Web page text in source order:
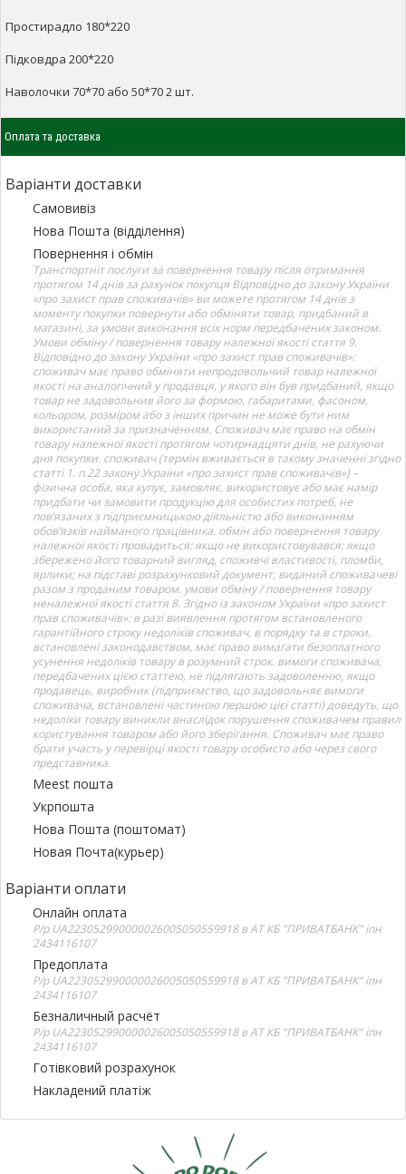
Простирадло 180*220
Підковдра 200*220
Наволочки 70*70 або 50*70 2 шт.
Оплата та доставка
Варіанти доставки
Самовивіз
Нова Пошта (відділення)
Повернення і обмін
Транспортніт послуги за повернення товару після отримання
протягом 14 днів за рахунок покупця Відповідно до закону України
«про захист прав споживачів» ви можете протягом 14 днів з
моменту покупки повернути або обміняти товар, придбаний в
магазині, за умови виконання всіх норм передбачених законом.
Умови обміну / повернення товару належної якості стаття 9.
Відповідно до закону України «про захист прав споживачів»:
споживач має право обміняти непродовольчий товар належної
якості на аналогічний у продавця, у якого він був придбаний, якщо
товар не задовольнив його за формою, габаритами, фасоном,
кольором, розміром або з інших причин не може бути ним
використаний за призначенням. Споживач має право на обмін
товару належної якості протягом чотирнадцяти днів, не рахуючи
дня покупки. споживач (термін вживається в такому значенні згідно
статті 1. п.22 закону України «про захист прав споживачів») –
фізична особа, яка купує, замовляє, використовує або має намір
придбати чи замовити продукцію для особистих потреб, не
пов’язаних з підприємницькою діяльністю або виконанням
обов’язків найманого працівника. обмін або повернення товару
належної якості провадиться: якщо не використовувався; якщо
збережено його товарний вигляд, споживчі властивості, пломби,
ярлики; на підставі розрахунковий документ, виданий споживачеві
разом з проданим товаром. умови обміну / повернення товару
неналежної якості стаття 8. Згідно із законом України «про захист
прав споживачів»: в разі виявлення протягом встановленого
гарантійного строку недоліків споживач, в порядку та в строки,
встановлені законодавством, має право вимагати безоплатного
усунення недоліків товару в розумний строк. вимоги споживача,
передбачених цією статтею, не підлягають задоволенню, якщо
продавець, виробник (підприємство, що задовольняє вимоги
споживача, встановлені частиною першою цієї статті) доведуть, що
недоліки товару виникли внаслідок порушення споживачем правил
користування товаром або його зберігання. Споживач має право
брати участь у перевірці якості товару особисто або через свого
представника.
Meest пошта
Укрпошта
Нова Пошта (поштомат)
Новая Почта(курьер)
Варіанти оплати
Онлайн оплата
Р/р UA223052990000026005050559918 в АТ КБ "ПРИВАТБАНК" іпн
2434116107
Предоплата
Р/р UA223052990000026005050559918 в АТ КБ "ПРИВАТБАНК" іпн
2434116107
Безналичный расчёт
Р/р UA223052990000026005050559918 в АТ КБ "ПРИВАТБАНК" іпн
2434116107
Готівковий розрахунок
Накладений платіж